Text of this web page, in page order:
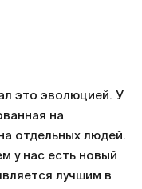
это эволюцией. У
на
отдельных людей.
у нас есть новый
лучшим в